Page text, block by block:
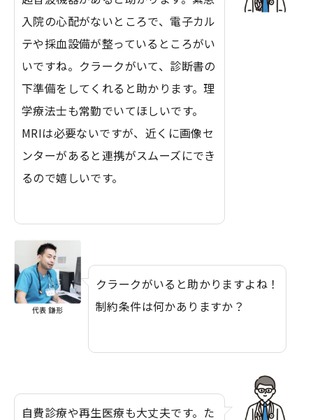
入院の心配がないところで、電子カル
テや採血設備が整っているところがい
いですね。クラークがいて、診断書の
下準備をしてくれると助かります。理
学療法士も常勤でいてほしいです。
MRIは必要ないですが、近くに画像セ
ンターがあると連携がスムーズにでき
るので嬉しいです。
代表 鎌形
クラークがいると助かりますよね！
制約条件は何かありますか？
自費診療や再生医療も大丈夫です。た